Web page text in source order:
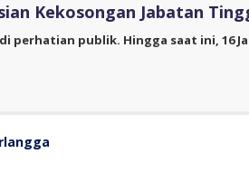
Kekosongan Jabatan
publik. Hingga saat ini, 16